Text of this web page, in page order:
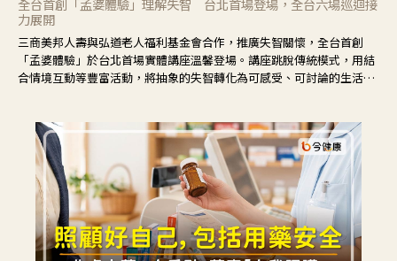
全台首創「孟婆體驗」理解失智 台北首場登場，全台六場巡迴接
力展開
三商美邦人壽與弘道老人福利基金會合作，推廣失智關懷，全台首創
「孟婆體驗」於台北首場實體講座溫馨登場。講座跳脫傳統模式，用結
合情境互動等豐富活動，將抽象的失智轉化為可感受、可討論的生活情